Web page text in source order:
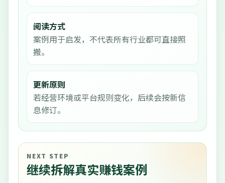
阅读方式
案例用于启发，不代表所有行业都可直接照
搬。
更新原则
若经营环境或平台规则变化，后续会按新信
息修订。
NEXT STEP
继续拆解真实赚钱案例